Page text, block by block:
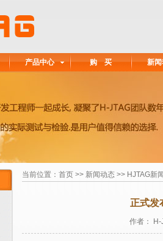
产品中心 购 买 新
当前位置： 首页 >> 新闻动态 >> HJTAG新闻
正式发
作者： H-